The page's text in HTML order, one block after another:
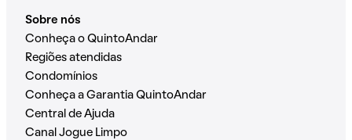
Sobre nós
Conheça o QuintoAndar
Regiões atendidas
Condomínios
Conheça a Garantia QuintoAndar
Central de Ajuda
Canal Jogue Limpo